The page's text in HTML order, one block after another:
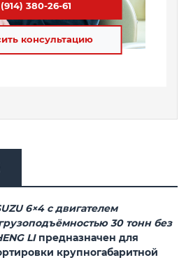
380-26-61
консультацию
6×4 с двигателем
30 тонн без
LI предназначен для
крупногабаритной